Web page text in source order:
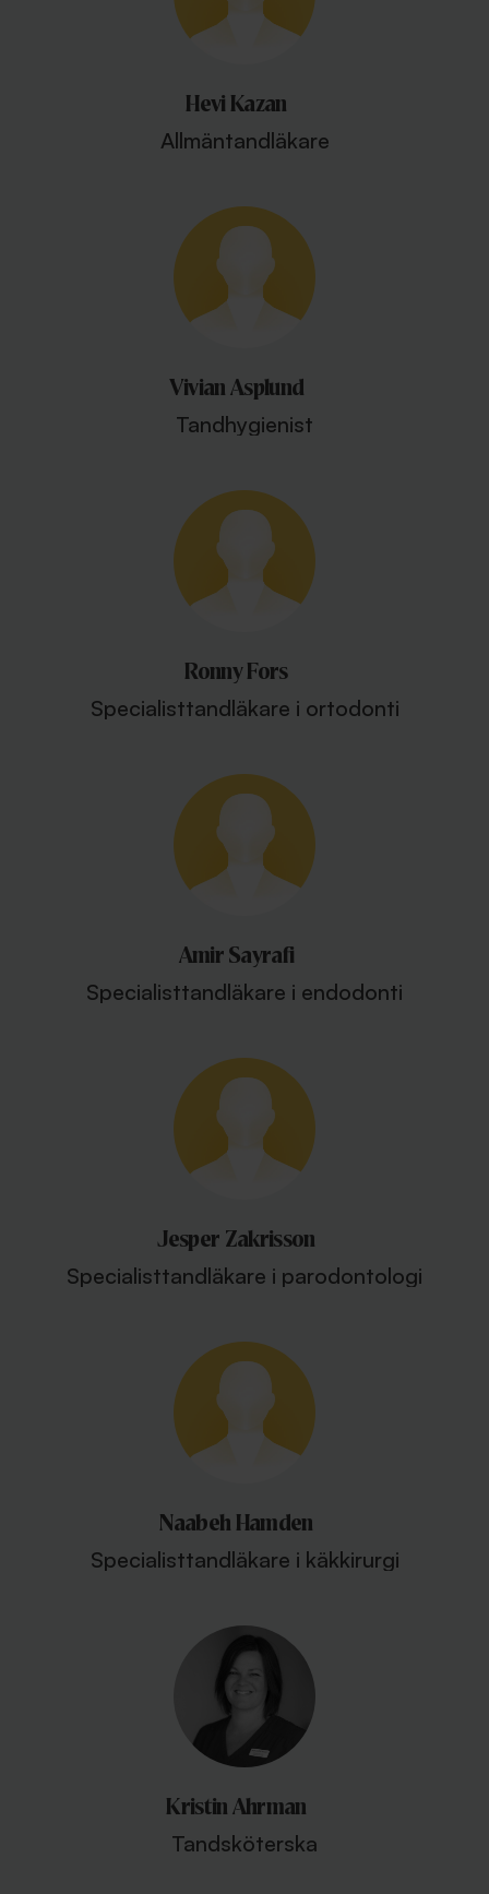
Hevi Kazan
Allmäntandläkare
Vivian Asplund
Tandhygienist
Ronny Fors
Specialisttandläkare i ortodonti
Amir Sayrafi
Specialisttandläkare i endodonti
Jesper Zakrisson
Specialisttandläkare i parodontologi
Naabeh Hamden
Specialisttandläkare i käkkirurgi
Kristin Ahrman
Tandsköterska